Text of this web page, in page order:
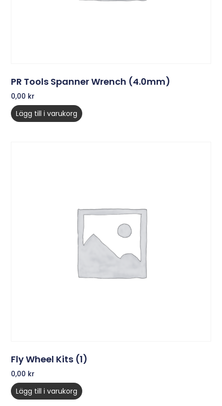
PR Tools Spanner Wrench (4.0mm)
0,00 kr
Lägg till i varukorg
Fly Wheel Kits (1)
0,00 kr
Lägg till i varukorg